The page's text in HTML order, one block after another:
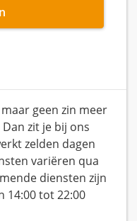
geen zin meer
zit je bij ons
zelden dagen
variëren qua
diensten zijn
14:00 tot 22:00